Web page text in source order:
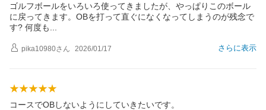
ゴルフボールをいろいろ使ってきましたが、やっぱりこのボール
に戻ってきます。OBを打って直ぐになくなってしまうのが残念で
す? 何度も
さらに表示
pika10980さん 2026/01/17
コースでOBしないようにしていきたいです。